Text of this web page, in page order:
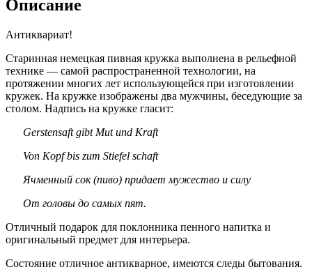
Описание
Антиквариат!
Старинная немецкая пивная кружка выполнена в рельефной
технике — самой распространенной технологии, на
протяжении многих лет использующейся при изготовлении
кружек. На кружке изображены два мужчины, беседующие за
столом. Надпись на кружке гласит:
Gerstensaft gibt Mut und Kraft
Von Kopf bis zum Stiefel schaft
Ячменный сок (пиво) придает мужество и силу
От головы до самых пят.
Отличный подарок для поклонника пенного напитка и
оригинальный предмет для интерьера.
Состояние отличное антикварное, имеются следы бытования.